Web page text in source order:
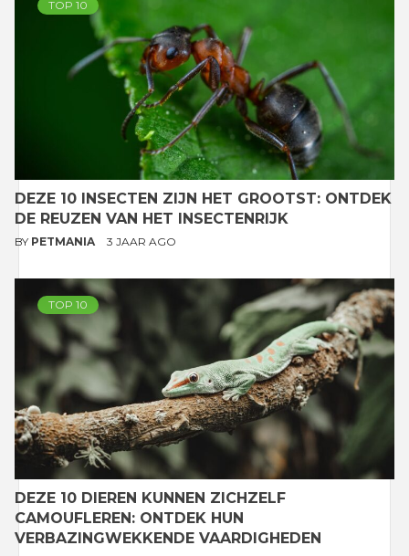
TOP 10
DEZE 10 INSECTEN ZIJN HET GROOTST: ONTDEK
DE REUZEN VAN HET INSECTENRIJK
BY PETMANIA 3 JAAR AGO
TOP 10
DEZE 10 DIEREN KUNNEN ZICHZELF
CAMOUFLEREN: ONTDEK HUN
VERBAZINGWEKKENDE VAARDIGHEDEN